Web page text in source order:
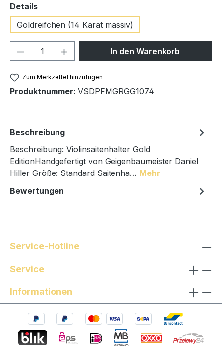
Detailsauswählen
Goldreifchen (14 Karat massiv)
Produkt Anzahl: Gib denIn den Warenkorb
Zum Merkzettel hinzufügen
Produktnummer: VSDPFMGRGG1074
Beschreibung
Beschreibung: Violinsaitenhalter Gold
EditionHandgefertigt von Geigenbaumeister Daniel
Hiller Größe: Standard Saitenha… Mehr
Bewertungen
Service-Hotline
Service
Informationen